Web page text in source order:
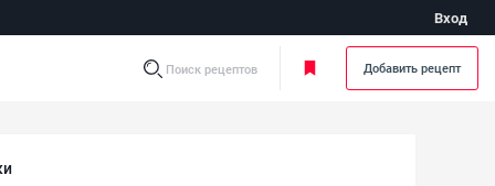
Вход
Поиск рецептов Добавить рецепт